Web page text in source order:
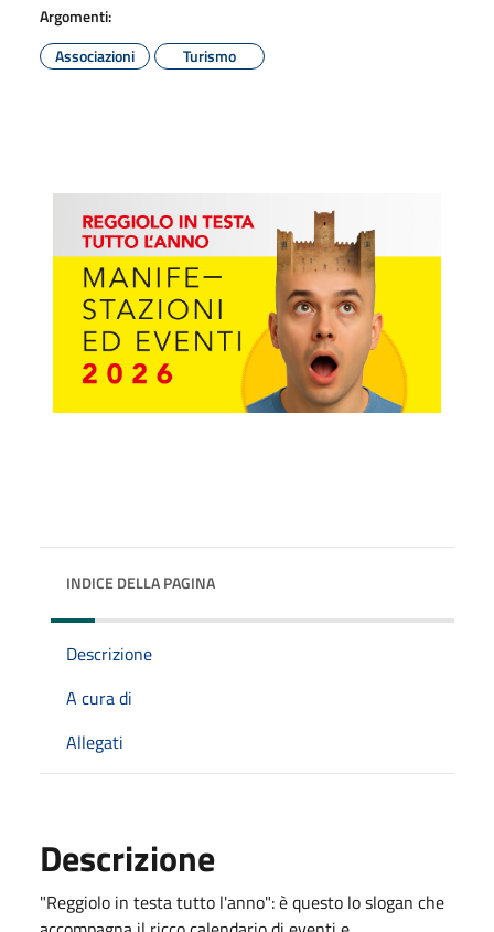
Argomenti:
Associazioni
Turismo
INDICE DELLA PAGINA
Descrizione
A cura di
Allegati
Descrizione
"Reggiolo in testa tutto l'anno": è questo lo slogan che